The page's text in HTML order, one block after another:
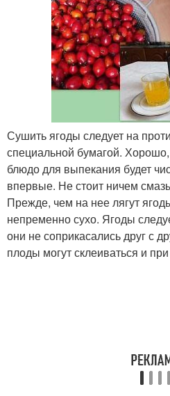
Сушить ягоды следует на
специальной бумагой.
блюдо для выпекания будет
впервые. Не стоит ничем
Прежде, чем на нее лягут
непременно сухо. Ягоды
они не соприкасались друг с
плоды могут склеиваться и